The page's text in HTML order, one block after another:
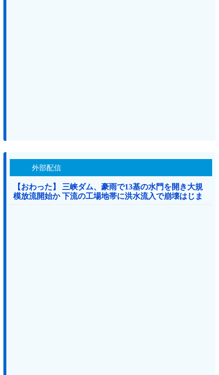
外部配信
【おわった】 三峡ダム、豪雨で13基の水門を開き大規
模放流開始か 下流の工場地帯に洪水流入で崩壊はじま
る